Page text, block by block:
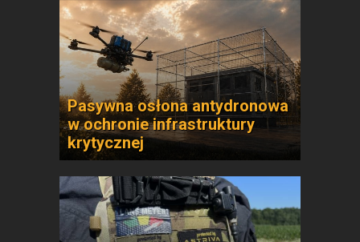
Pasywna osłona antydronowa
w ochronie infrastruktury
krytycznej